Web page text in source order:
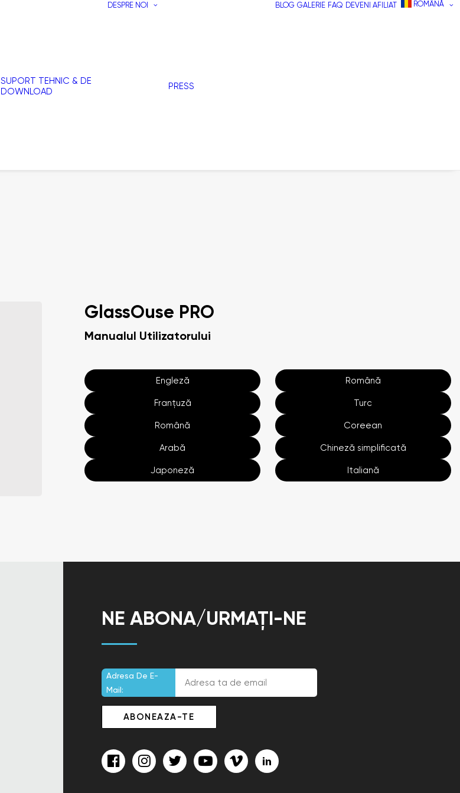
SUPORT TEHNIC & DE
DOWNLOAD
DESPRE NOI
PRESS
BLOG GALERIE FAQ DEVENI AFILIAT ROMÂNĂ
GlassOuse PRO
Manualul Utilizatorului
Engleză Română
Franțuză Turc
Română Coreean
Arabă Chineză simplificată
Japoneză Italiană
NE ABONA/URMAȚI-NE
Adresa De E-
Mail: